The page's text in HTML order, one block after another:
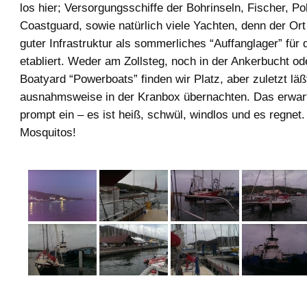
los hier; Versorgungsschiffe der Bohrinseln, Fischer,
Coastguard, sowie natürlich viele Yachten, denn der
guter Infrastruktur als sommerliches “Auffanglager” für
etabliert. Weder am Zollsteg, noch in der Ankerbucht
Boatyard “Powerboats” finden wir Platz, aber zuletzt
ausnahmsweise in der Kranbox übernachten. Das
prompt ein – es ist heiß, schwül, windlos und es regnet.
Mosquitos!